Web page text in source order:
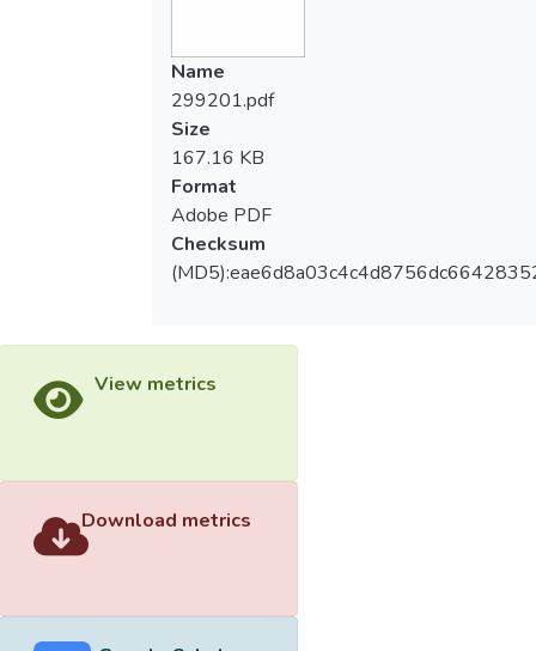
Name
299201.pdf
Size
167.16 KB
Format
Adobe PDF
Checksum
View metrics
Download metrics